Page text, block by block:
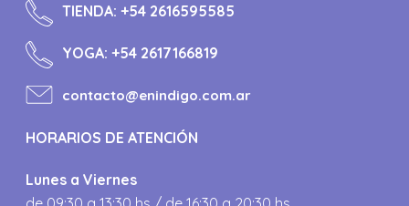
TIENDA:+54 2616595585
YOGA:+54 2617166819
contacto@enindigo.com.ar
HORARIOS DE ATENCIÓN
Lunes a Viernes